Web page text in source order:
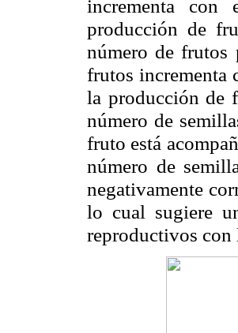
incrementa
producción de
número de frutos
frutos incrementa
la producción de
número de
fruto está
número de
negativamente
lo cual sugiere
reproductivos